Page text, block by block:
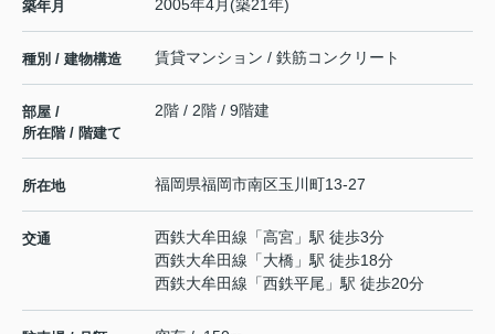
築年月 2005年4月(築21年)
種別 / 建物構造 賃貸マンション / 鉄筋コンクリート
部屋 /
所在階 / 階建て
2階 / 2階 / 9階建
所在地 福岡県福岡市南区玉川町13-27
交通 西鉄大牟田線 「高宮 」駅 徒歩3分
西鉄大牟田線 「大橋 」駅 徒歩18分
西鉄大牟田線 「西鉄平尾 」駅 徒歩20分